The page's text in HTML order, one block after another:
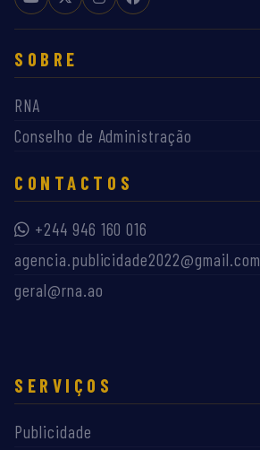
SOBRE
RNA
Conselho de Administração
CONTACTOS
+244 946 160 016
agencia.publicidade2022@gmail.com
geral@rna.ao
SERVIÇOS
Publicidade